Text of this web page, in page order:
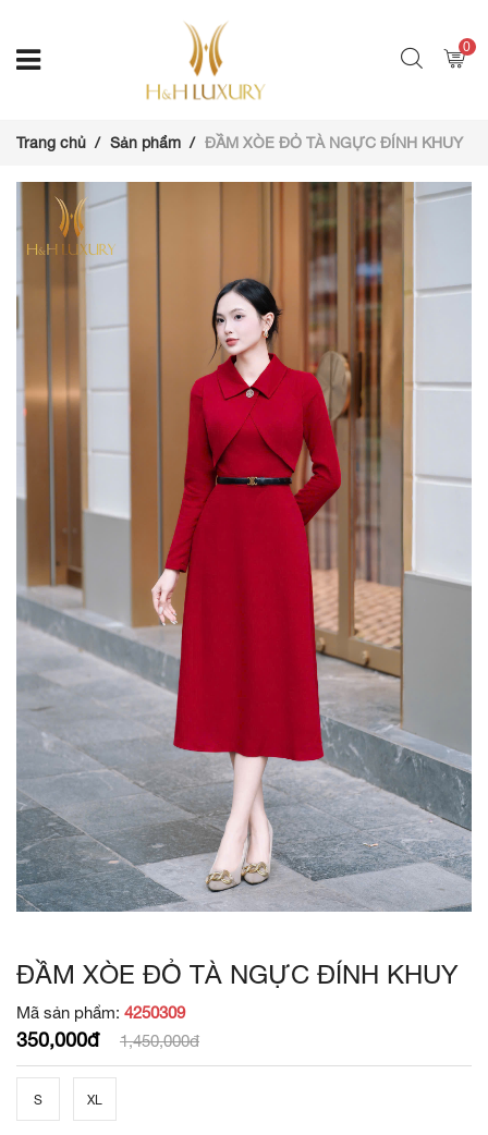
0
Trang chủ Sản phẩm ĐẦM XÒE ĐỎ TÀ NGỰC ĐÍNH KHUY
ĐẦM XÒE ĐỎ TÀ NGỰC ĐÍNH KHUY
Mã sản phẩm: 4250309
350,000đ 1,450,000đ
S XL